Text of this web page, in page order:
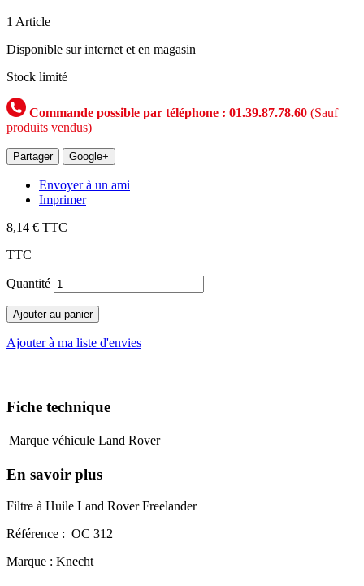
1 Article
Disponible sur internet et en magasin
Stock limité
Commande possible par téléphone : 01.39.87.78.60 (Sauf
produits vendus)
Partager Google+
Envoyer à un ami
Imprimer
8,14 € TTC
TTC
Quantité
Ajouter au panier
Ajouter à ma liste d'envies
Fiche technique
Marque véhicule Land Rover
En savoir plus
Filtre à Huile Land Rover Freelander
Référence : OC 312
Marque : Knecht